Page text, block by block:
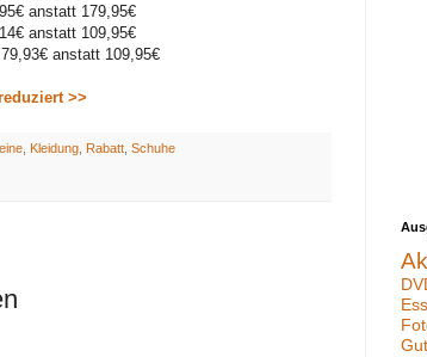
anstatt 179,95€
anstatt 109,95€
anstatt 109,95€
>>
, Kleidung, Rabatt, Schuhe